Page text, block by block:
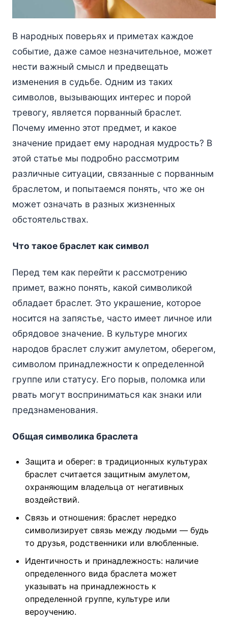
В народных поверьях и приметах каждое
событие, даже самое незначительное, может
нести важный смысл и предвещать
изменения в судьбе. Одним из таких
символов, вызывающих интерес и порой
тревогу, является порванный браслет.
Почему именно этот предмет, и какое
значение придает ему народная мудрость? В
этой статье мы подробно рассмотрим
различные ситуации, связанные с порванным
браслетом, и попытаемся понять, что же он
может означать в разных жизненных
обстоятельствах.
Что такое браслет как символ
Перед тем как перейти к рассмотрению
примет, важно понять, какой символикой
обладает браслет. Это украшение, которое
носится на запястье, часто имеет личное или
обрядовое значение. В культуре многих
народов браслет служит амулетом, оберегом,
символом принадлежности к определенной
группе или статусу. Его порыв, поломка или
рвать могут восприниматься как знаки или
предзнаменования.
Общая символика браслета
Защита и оберег: в традиционных культурах
браслет считается защитным амулетом,
охраняющим владельца от негативных
воздействий.
Связь и отношения: браслет нередко
символизирует связь между людьми — будь
то друзья, родственники или влюбленные.
Идентичность и принадлежность: наличие
определенного вида браслета может
указывать на принадлежность к
определенной группе, культуре или
вероучению.